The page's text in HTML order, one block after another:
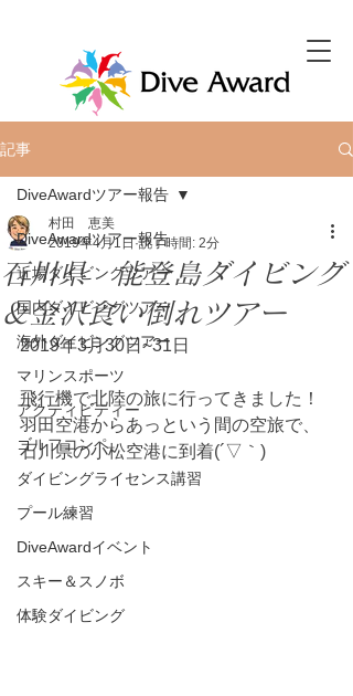
記事
DiveAwardツアー報告
近場ダイビングツアー
国内ダイビングツアー
海外ダイビングツアー
マリンスポーツ
アクティビティー
ゴルフコンペ
ダイビングライセンス講習
プール練習
DiveAwardイベント
スキー＆スノボ
体験ダイビング
DiveAwardツアー報告
石川県 能登島ダイビング
＆金沢食い倒れツアー
村田 恵美
2019年4月1日 読了時間: 2分
2019年3月30日~31日
飛行機で北陸の旅に行ってきました！
羽田空港からあっという間の空旅で、
石川県の小松空港に到着(´▽｀)